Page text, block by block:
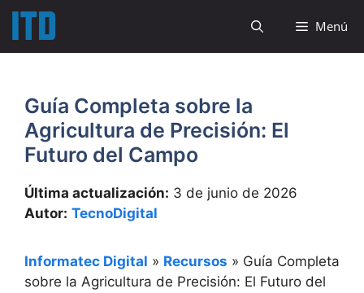
Saltar
contenido
Menú
Guía Completa sobre la
Agricultura de Precisión: El
Futuro del Campo
Última actualización: 3 de junio de 2026
Autor: TecnoDigital
Informatec Digital » Recursos » Guía Completa
sobre la Agricultura de Precisión: El Futuro del